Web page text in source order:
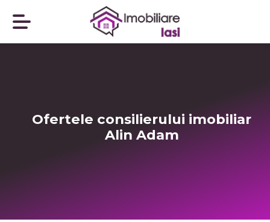
Ofertele consilierului imobiliar
Alin Adam